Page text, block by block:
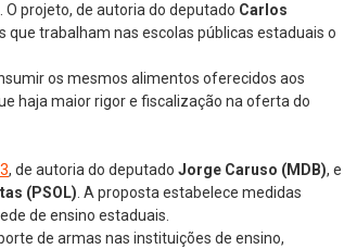
. O projeto, de autoria do deputado Carlos
trabalham nas escolas públicas estaduais o
os mesmos alimentos oferecidos aos
haja maior rigor e fiscalização na oferta do
, de autoria do deputado Jorge Caruso (MDB), e
(PSOL). A proposta estabelece medidas
de ensino estaduais.
de armas nas instituições de ensino,